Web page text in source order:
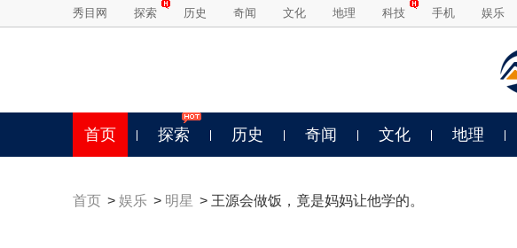
秀目网 探索 历史 奇闻 文化 地理 科技 手机 娱乐
首页 探索 历史 奇闻 文化 地理
首页 > 娱乐 > 明星 > 王源会做饭，竟是妈妈让他学的。